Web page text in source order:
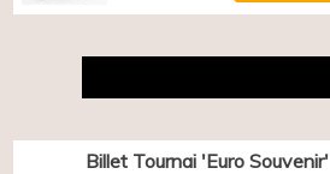
Billet Tournai 'Euro Souvenir'